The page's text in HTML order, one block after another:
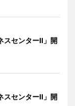
スセンターII」開
スセンターII」開